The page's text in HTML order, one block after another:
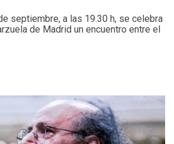
septiembre, a las 19.30 h, se celebra
de Madrid un encuentro entre el